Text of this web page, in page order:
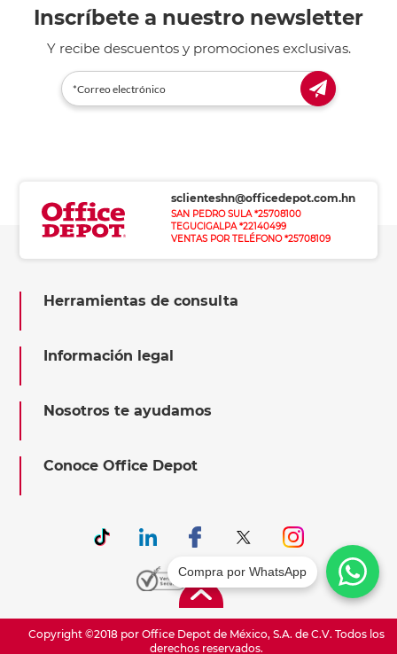
Inscríbete a nuestro newsletter
Y recibe descuentos y promociones exclusivas.
sclienteshn@officedepot.com.hn
SAN PEDRO SULA *25708100
TEGUCIGALPA *22140499
VENTAS POR TELÉFONO *25708109
Herramientas de consulta
Información legal
Nosotros te ayudamos
Conoce Office Depot
Copyright ©2018 por Office Depot de México, S.A. de C.V. Todos los
derechos reservados.
Compra por WhatsApp